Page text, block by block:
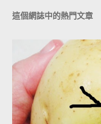
這個網誌中的熱門文章